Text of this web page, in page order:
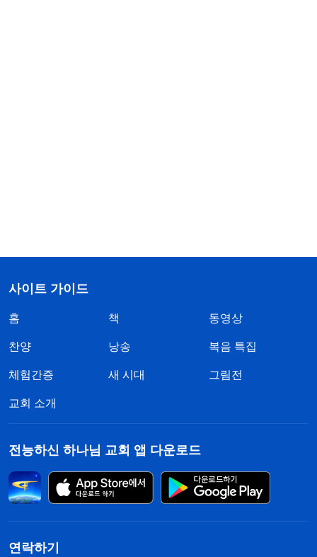
사이트 가이드
홈 책 동영상
찬양 낭송 복음 특집
체험간증 새 시대 그림전
교회 소개
전능하신 하나님 교회 앱 다운로드
연락하기